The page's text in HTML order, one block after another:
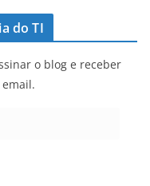
do TI
o blog e receber